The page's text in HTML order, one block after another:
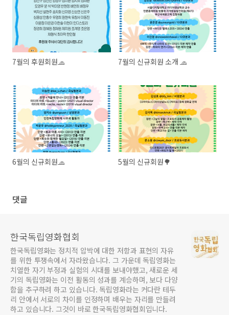
7월의 후원회원🧢 7월의 신규회원 소개 🧢
6월의 신규회원🧢 5월의 신규회원🌳
댓글
한국독립영화협회
한국독립영화는 정치적 압박에 대한 저항과 표현의 자유
를 위한 투쟁속에서 자라왔습니다. 그 가운데 독립영화는
치열한 자기 부정과 실험의 시대를 보내야했고, 새로운 세
기의 독립영화는 이전 활동의 성과를 계승하며, 보다 다양
함을 추구하려 하고 있습니다. 독립영화라는 커다란 테두
리 안에서 서로의 차이를 인정하며 배우는 자리를 만들려
하고 있습니다. 그것이 바로 한국독립영화협회입니다.